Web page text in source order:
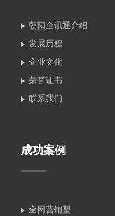
朝阳企讯通介绍
发展历程
企业文化
荣誉证书
联系我们
成功案例
全网营销型